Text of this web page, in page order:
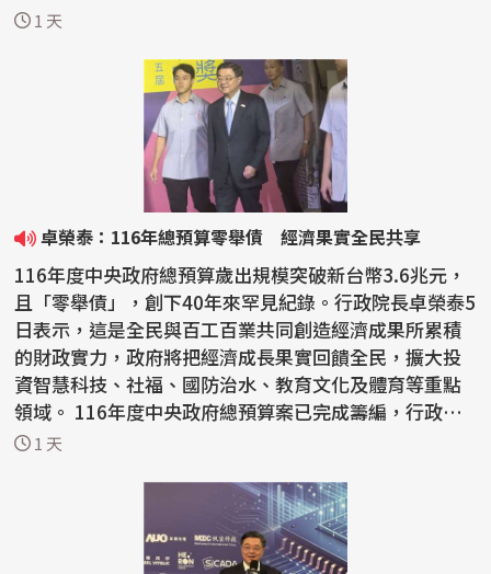
今...1 天
卓榮泰：116年總預算零舉債 經濟果實全民共享
116年度中央政府總預算歲出規模突破新台幣3.6兆元，
且「零舉債」，創下40年來罕見紀錄。行政院長卓榮泰5
日表示，這是全民與百工百業共同創造經濟成果所累積
的財政實力，政府將把經濟成長果實回饋全民，擴大投
資智慧科技、社福、國防治水、教育文化及體育等重點
領域。 116年度中央政府總預算案已完成籌編，行政院4
日下...
1 天